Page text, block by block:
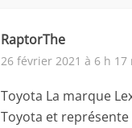
RaptorThe
26 février 2021 à 6 h 17
Toyota La marque
Toyota et